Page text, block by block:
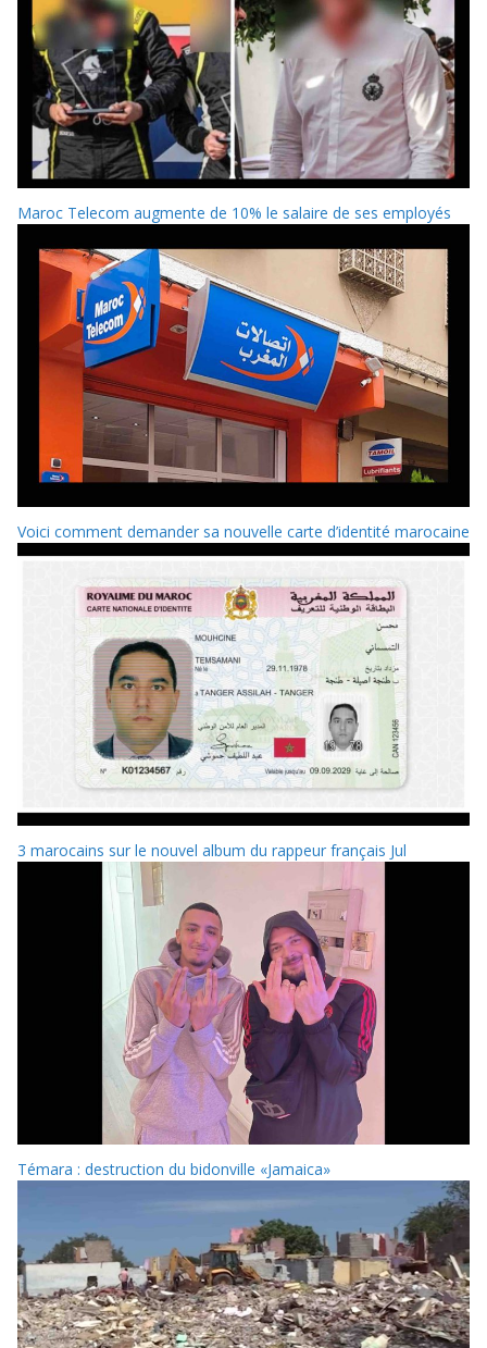
Maroc Telecom augmente de 10% le salaire de ses employés
Voici comment demander sa nouvelle carte d’identité marocaine
3 marocains sur le nouvel album du rappeur français Jul
Témara : destruction du bidonville «Jamaica»